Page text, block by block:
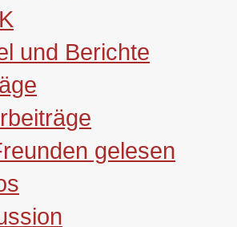
und Berichte
gelesen